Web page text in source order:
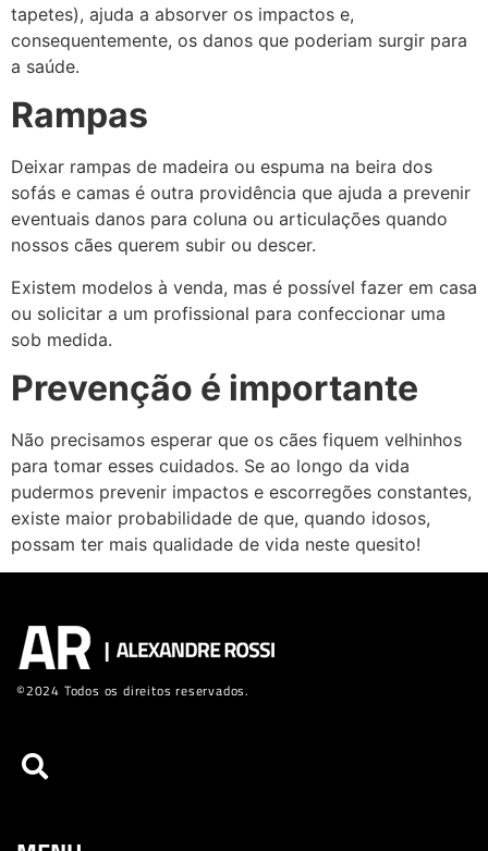
tapetes), ajuda a absorver os impactos e,
consequentemente, os danos que poderiam surgir para
a saúde.
Rampas
Deixar rampas de madeira ou espuma na beira dos
sofás e camas é outra providência que ajuda a prevenir
eventuais danos para coluna ou articulações quando
nossos cães querem subir ou descer.
Existem modelos à venda, mas é possível fazer em casa
ou solicitar a um profissional para confeccionar uma
sob medida.
Prevenção é importante
Não precisamos esperar que os cães fiquem velhinhos
para tomar esses cuidados. Se ao longo da vida
pudermos prevenir impactos e escorregões constantes,
existe maior probabilidade de que, quando idosos,
possam ter mais qualidade de vida neste quesito!
©2024 Todos os direitos reservados.